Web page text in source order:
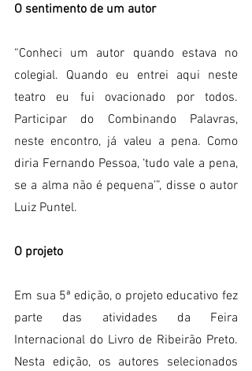
O sentimento de um autor
“Conheci um autor quando estava no
colegial. Quando eu entrei aqui neste
teatro eu fui ovacionado por todos.
Participar do Combinando Palavras,
neste encontro, já valeu a pena. Como
diria Fernando Pessoa, ‘tudo vale a pena,
se a alma não é pequena’”, disse o autor
Luiz Puntel.
O projeto
Em sua 5ª edição, o projeto educativo fez
parte das atividades da Feira
Internacional do Livro de Ribeirão Preto.
Nesta edição, os autores selecionados